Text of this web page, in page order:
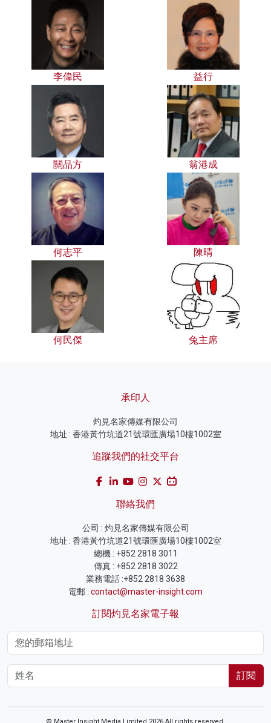
李偉民 益行
關品方 翁港成
何志平 陳晴
何民傑 兔主席
承印人
灼見名家傳媒有限公司
地址 : 香港黃竹坑道21號環匯廣場10樓1002室
追蹤我們的社交平台
聯絡我們
公司 : 灼見名家傳媒有限公司
地址 : 香港黃竹坑道21號環匯廣場10樓1002室
總機 : +852 2818 3011
傳真 : +852 2818 3022
業務電話 :+852 2818 3638
電郵 : contact@master-insight.com
訂閱灼見名家電子報
訂閱